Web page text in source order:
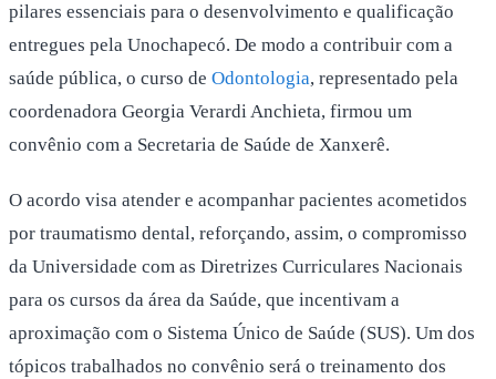
pilares essenciais para o desenvolvimento e qualificação
entregues pela Unochapecó. De modo a contribuir com a
saúde pública, o curso de Odontologia, representado pela
coordenadora Georgia Verardi Anchieta, firmou um
convênio com a Secretaria de Saúde de Xanxerê.
O acordo visa atender e acompanhar pacientes acometidos
por traumatismo dental, reforçando, assim, o compromisso
da Universidade com as Diretrizes Curriculares Nacionais
para os cursos da área da Saúde, que incentivam a
aproximação com o Sistema Único de Saúde (SUS). Um dos
tópicos trabalhados no convênio será o treinamento dos